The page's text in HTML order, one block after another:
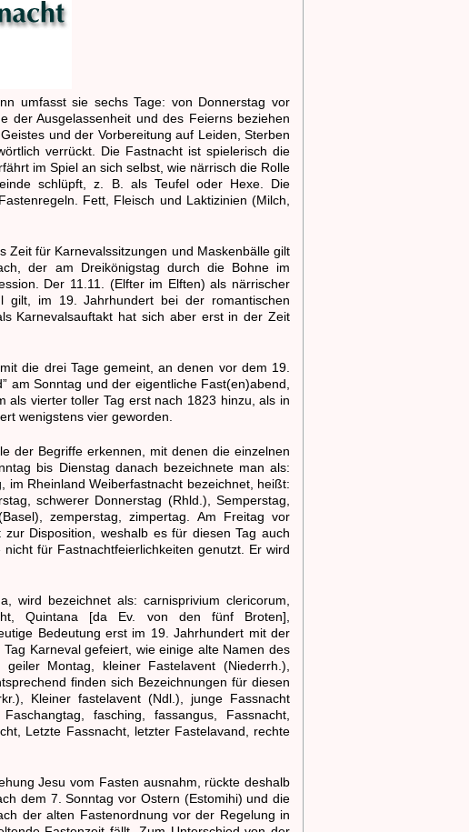
umfasst sie sechs Tage: von Donnerstag vor
der Ausgelassenheit und des Feierns beziehen
und der Vorbereitung auf Leiden, Sterben
verrückt. Die Fastnacht ist spielerisch die
im Spiel an sich selbst, wie närrisch die Rolle
schlüpft, z. B. als Teufel oder Hexe. Die
Fett, Fleisch und Laktizinien (Milch,
Zeit für Karnevalssitzungen und Maskenbälle gilt
der am Dreikönigstag durch die Bohne im
Der 11.11. (Elfter im Elften) als närrischer
im 19. Jahrhundert bei der romantischen
Karnevalsauftakt hat sich aber erst in der Zeit
die drei Tage gemeint, an denen vor dem 19.
am Sonntag und der eigentliche Fast(en)abend,
als vierter toller Tag erst nach 1823 hinzu, als in
wenigstens vier geworden.
der Begriffe erkennen, mit denen die einzelnen
bis Dienstag danach bezeichnete man als:
im Rheinland Weiberfastnacht bezeichnet, heißt:
schwerer Donnerstag (Rhld.), Semperstag,
zemperstag, zimpertag. Am Freitag vor
Disposition, weshalb es für diesen Tag auch
für Fastnachtfeierlichkeiten genutzt. Er wird
wird bezeichnet als: carnisprivium clericorum,
Quintana [da Ev. von den fünf Broten],
Bedeutung erst im 19. Jahrhundert mit der
Karneval gefeiert, wie einige alte Namen des
Montag, kleiner Fastelavent (Niederrh.),
finden sich Bezeichnungen für diesen
Kleiner fastelavent (Ndl.), junge Fassnacht
fasching, fassangus, Fassnacht,
Letzte Fassnacht, letzter Fastelavand, rechte
Jesu vom Fasten ausnahm, rückte deshalb
dem 7. Sonntag vor Ostern (Estomihi) und die
der alten Fastenordnung vor der Regelung in